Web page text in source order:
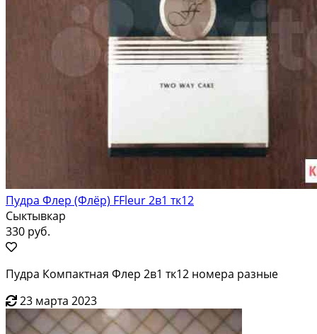
Пудра Флер (Флёр) FFleur 2в1 тк12
Сыктывкар
330 руб.
Пудра Компактная Флер 2в1 тк12 номера разные
23 марта 2023